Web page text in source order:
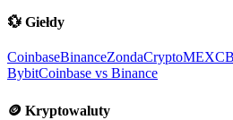
💱 Giełdy
CoinbaseBinanceZondaCryptoMEXC
BybitCoinbase vs Binance
🪙 Kryptowaluty